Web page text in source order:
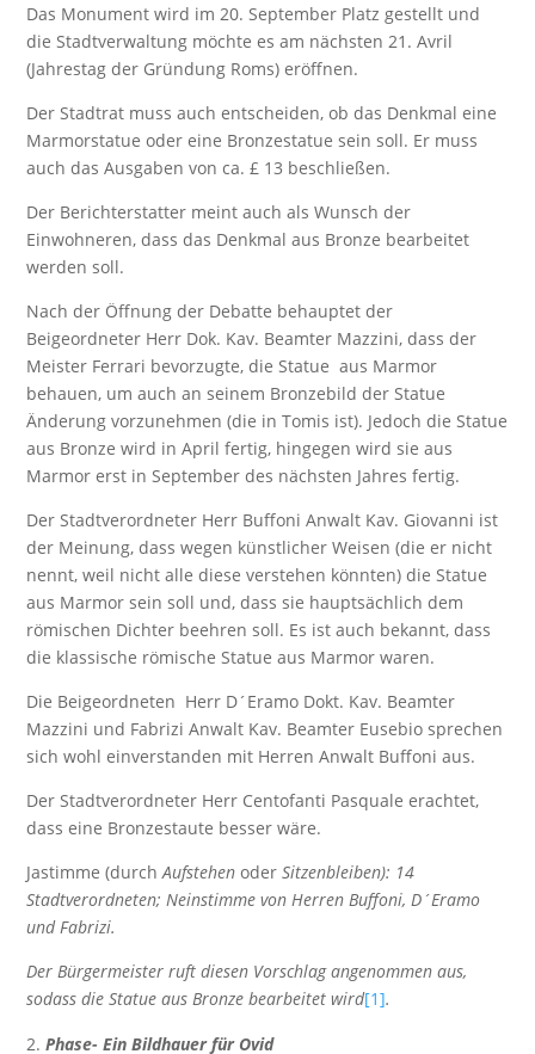
Das Monument wird im 20. September Platz gestellt und
die Stadtverwaltung möchte es am nächsten 21. Avril
(Jahrestag der Gründung Roms) eröffnen.
Der Stadtrat muss auch entscheiden, ob das Denkmal eine
Marmorstatue oder eine Bronzestatue sein soll. Er muss
auch das Ausgaben von ca. £ 13 beschließen.
Der Berichterstatter meint auch als Wunsch der
Einwohneren, dass das Denkmal aus Bronze bearbeitet
werden soll.
Nach der Öffnung der Debatte behauptet der
Beigeordneter Herr Dok. Kav. Beamter Mazzini, dass der
Meister Ferrari bevorzugte, die Statue aus Marmor
behauen, um auch an seinem Bronzebild der Statue
Änderung vorzunehmen (die in Tomis ist). Jedoch die Statue
aus Bronze wird in April fertig, hingegen wird sie aus
Marmor erst in September des nächsten Jahres fertig.
Der Stadtverordneter Herr Buffoni Anwalt Kav. Giovanni ist
der Meinung, dass wegen künstlicher Weisen (die er nicht
nennt, weil nicht alle diese verstehen könnten) die Statue
aus Marmor sein soll und, dass sie hauptsächlich dem
römischen Dichter beehren soll. Es ist auch bekannt, dass
die klassische römische Statue aus Marmor waren.
Die Beigeordneten Herr D´Eramo Dokt. Kav. Beamter
Mazzini und Fabrizi Anwalt Kav. Beamter Eusebio sprechen
sich wohl einverstanden mit Herren Anwalt Buffoni aus.
Der Stadtverordneter Herr Centofanti Pasquale erachtet,
dass eine Bronzestaute besser wäre.
Jastimme (durchAufstehen oderSitzenbleiben): 14
Stadtverordneten; Neinstimme von Herren Buffoni, D´Eramo
und Fabrizi.
Der Bürgermeister ruft diesen Vorschlag angenommen aus,
sodass die Statue aus Bronze bearbeitet wird[1].
Phase- Ein Bildhauer für Ovid